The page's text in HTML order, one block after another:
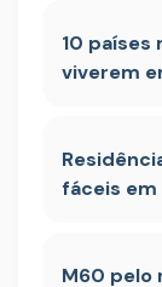
10 países
viverem
fáceis
M60 pelo